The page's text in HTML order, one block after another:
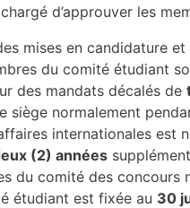
d’approuver les
mises en candidature
du comité étudiant
des mandats décalés de
siège normalement
internationales est
(2) années
du comité des
étudiant est fixée au 30